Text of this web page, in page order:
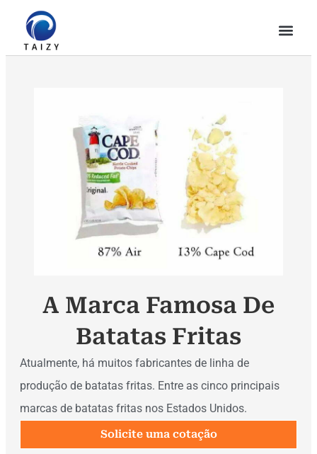
A Marca Famosa De
Batatas Fritas
Atualmente, há muitos fabricantes de linha de
produção de batatas fritas. Entre as cinco principais
marcas de batatas fritas nos Estados Unidos.
Solicite uma cotação